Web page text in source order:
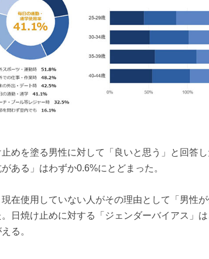
止めを塗る男性に対して「良いと思う」と回答し
がある」はわずか0.6%にとどまった。
現在使用していない人がその理由として「男性
。日焼け止めに対する「ジェンダーバイアス」
る。